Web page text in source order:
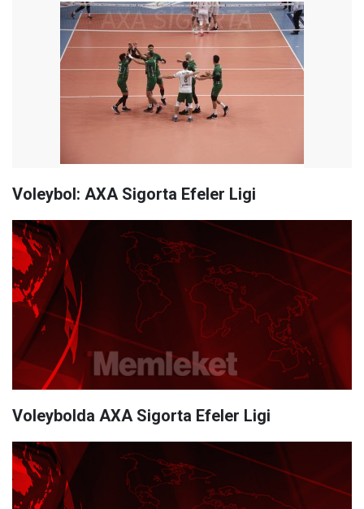
Voleybol: AXA Sigorta Efeler Ligi
Voleybolda AXA Sigorta Efeler Ligi